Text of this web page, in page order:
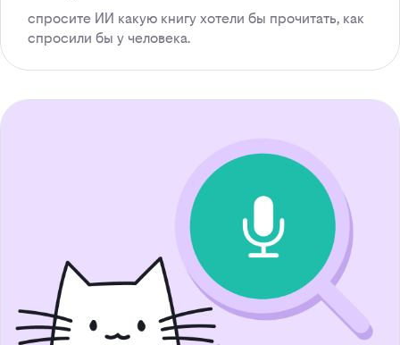
спросите ИИ какую книгу хотели бы прочитать, как
спросили бы у человека.